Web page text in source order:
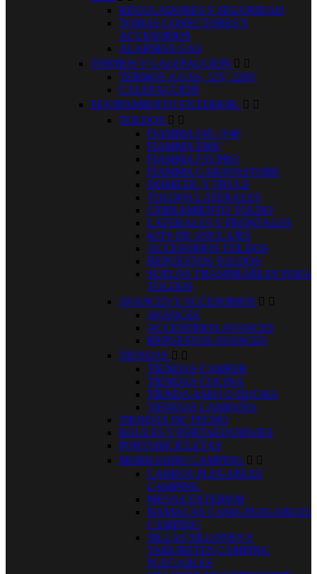
REGULADORES Y SEGURIDAD
TOMAS CONECTORES Y
ACCESORIOS
ALARMAS GAS
TERMOS Y CALEFACCION  
TERMOS A GAS, 12V, 220V
CALEFACCION
EQUIPAMIENTO EXTERIOR.  
TOLDOS  
FIAMMA F45 / F40
FIAMMA F80S
FIAMMA F35 PRO
FIAMMA CARAVASTORE
DOMETIC Y TRULE
TOLDOS LATERALES
CERRAMIENTO TOLDO
LATERALES Y FRONTALES
KITS DE ANCLAJES
ACCESORIOS TOLDOS
REPUESTOS TOLDOS
SUELOS TRASPIRABLES PARA
TOLDOS
AVANCES Y ACCESORIOS  
AVANCES
ACCESORIOS AVANCES
REPUESTOS AVANCES
TIENDAS  
TIENDAS CAMPER
TIENDAS COCINA
TIENDA ASEO O DUCHA
TIENDAS CAMPAÑA
TIENDAS DE TECHO
BAULES Y PORTAEQUIPAJES
PORTABICICLETAS
MOBILIARIO CAMPING  
CARROS PLEGABLES
CAMPING
MESAS EXTERIOR
HAMACAS CAMA PLEGABLES
CAMPING
SILLAS SILLONES Y
TABURETES CAMPING
PLEGABLES